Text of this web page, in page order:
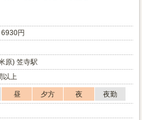
円
原) 笠寺駅
以上
昼 夕方 夜
夜勤